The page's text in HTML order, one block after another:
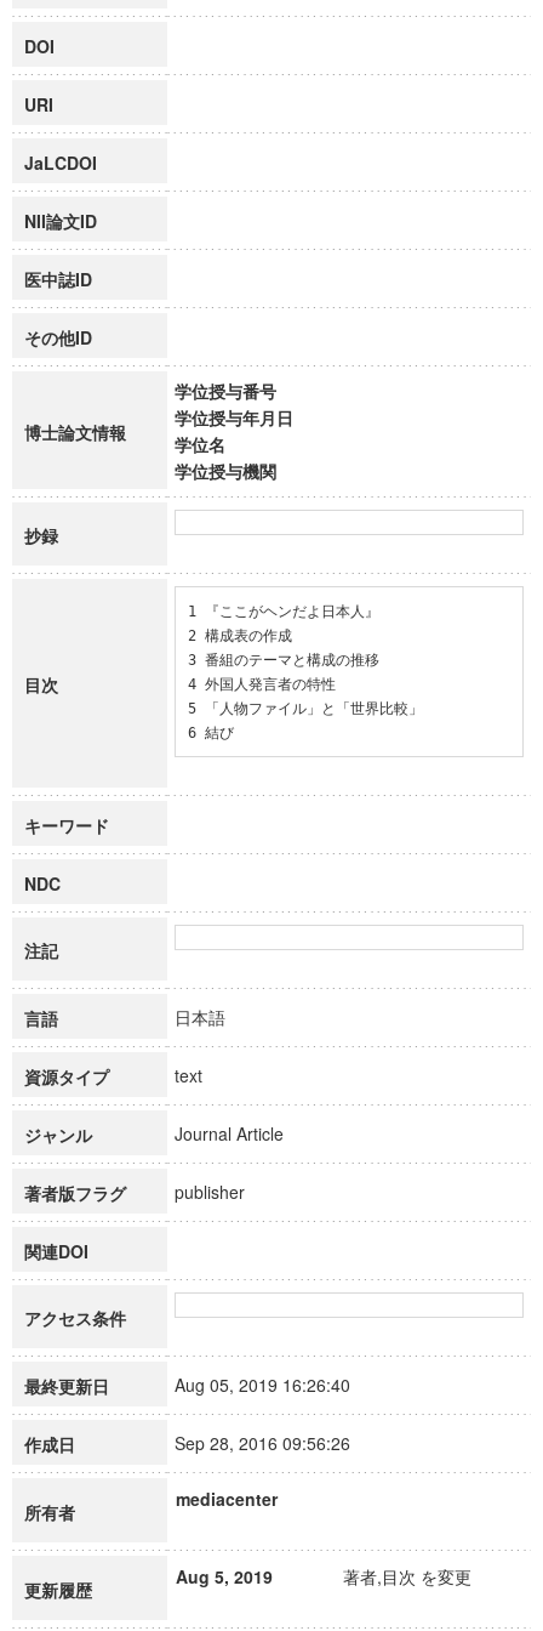
DOI
URI
JaLCDOI
NII論文ID
医中誌ID
その他ID
博士論文情報
学位授与番号
学位授与年月日
学位名
学位授与機関
抄録
目次
1 『ここがヘンだよ日本人』
2 構成表の作成
3 番組のテーマと構成の推移
4 外国人発言者の特性
5 「人物ファイル」と「世界比較」
6 結び
キーワード
NDC
注記
言語 日本語
資源タイプ text
ジャンル Journal Article
著者版フラグ publisher
関連DOI
アクセス条件
最終更新日 Aug 05, 2019 16:26:40
作成日 Sep 28, 2016 09:56:26
所有者
mediacenter
更新履歴
Aug 5, 2019 著者,目次 を変更